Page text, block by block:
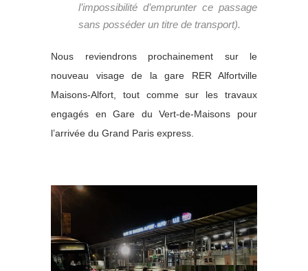
l’impossibilité d’emprunter ce passage
sans posséder un titre de transport).
Nous reviendrons prochainement sur le
nouveau visage de la gare RER Alfortville
Maisons-Alfort, tout comme sur les travaux
engagés en Gare du Vert-de-Maisons pour
l’arrivée du Grand Paris express.